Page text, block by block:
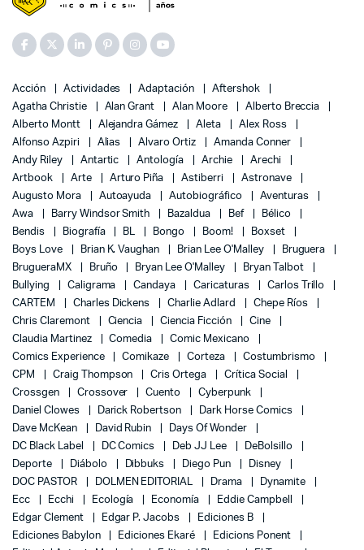
Acción Actividades Adaptación
Aftershok
Agatha Christie
Alan Grant Alan Moore
Alberto Breccia
Alberto Montt
Alejandra Gámez Aleta
Alex Ross
Alfonso Azpiri
Alias Alvaro Ortiz
Amanda Conner
Andy Riley
Antartic Antología Archie
Arechi
Artbook
Arte Arturo Piña Astiberri
Astronave
Augusto Mora
Autoayuda Autobiográfico
Aventuras
Awa
Barry Windsor Smith Bazaldua Bef
Bélico
Bendis
Biografía BL Bongo Boom!
Boxset
Boys Love
Brian K. Vaughan Brian Lee O'Malley
Bruguera
BrugueraMX
Bruño Bryan Lee O'Malley
Bryan Talbot
Bullying
Caligrama Candaya Caricaturas
Carlos Trillo
CARTEM
Charles Dickens Charlie Adlard
Chepe Ríos
Chris Claremont
Ciencia Ciencia Ficción
Cine
Claudia Martinez
Comedia
Comic Mexicano
Comics Experience
Comikaze Corteza
Costumbrismo
CPM
Craig Thompson Cris Ortega
Crítica Social
Crossgen
Crossover Cuento
Cyberpunk
Daniel Clowes
Darick Robertson
Dark Horse Comics
Dave McKean
David Rubin
Days Of Wonder
DC Black Label
DC Comics Deb JJ Lee
DeBolsillo
Deporte
Diábolo Dibbuks Diego Pun
Disney
DOC PASTOR
DOLMEN EDITORIAL Drama
Dynamite
Ecc
Ecchi Ecología Economía
Eddie Campbell
Edgar Clement
Edgar P. Jacobs
Ediciones B
Ediciones Babylon
Ediciones Ekaré
Edicions Ponent